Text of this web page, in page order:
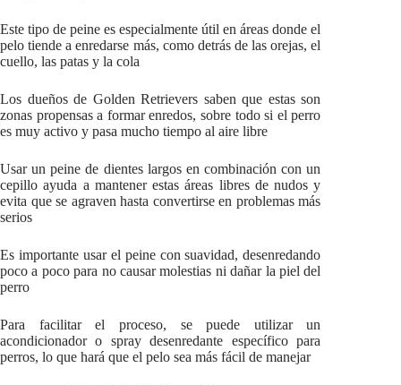
Este tipo de peine es especialmente útil en áreas donde el
pelo tiende a enredarse más, como detrás de las orejas, el
cuello, las patas y la cola
Los dueños de Golden Retrievers saben que estas son
zonas propensas a formar enredos, sobre todo si el perro
es muy activo y pasa mucho tiempo al aire libre
Usar un peine de dientes largos en combinación con un
cepillo ayuda a mantener estas áreas libres de nudos y
evita que se agraven hasta convertirse en problemas más
serios
Es importante usar el peine con suavidad, desenredando
poco a poco para no causar molestias ni dañar la piel del
perro
Para facilitar el proceso, se puede utilizar un
acondicionador o spray desenredante específico para
perros, lo que hará que el pelo sea más fácil de manejar